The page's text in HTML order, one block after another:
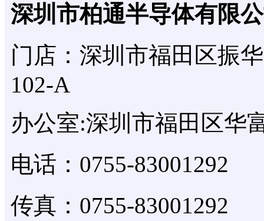
深圳市柏通半导体有限
门店：深圳市福田区振
102-A
办公室:深圳市福田区华
电话：0755-83001292
传真：0755-83001292